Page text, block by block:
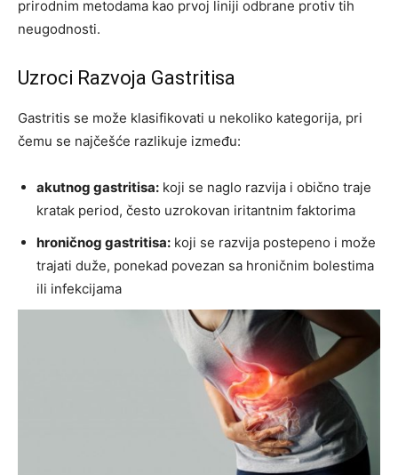
prirodnim metodama kao prvoj liniji odbrane protiv tih
neugodnosti.
Uzroci Razvoja Gastritisa
Gastritis se može klasifikovati u nekoliko kategorija, pri
čemu se najčešće razlikuje između:
akutnog gastritisa: koji se naglo razvija i obično traje
kratak period, često uzrokovan iritantnim faktorima
hroničnog gastritisa: koji se razvija postepeno i može
trajati duže, ponekad povezan sa hroničnim bolestima
ili infekcijama